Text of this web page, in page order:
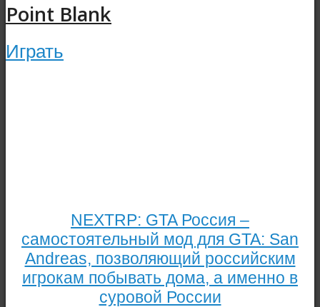
Point Blank
Играть
NEXTRP: GTA Россия –
самостоятельный мод для GTA: San
Andreas, позволяющий российским
игрокам побывать дома, а именно в
суровой России